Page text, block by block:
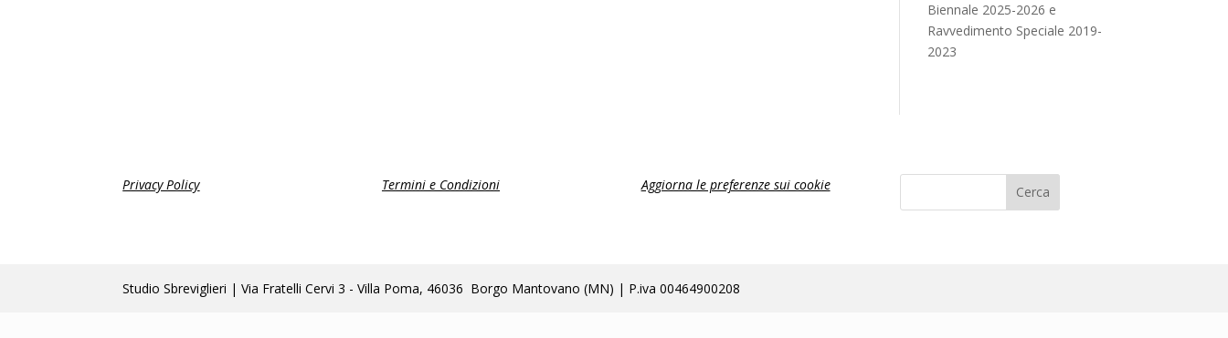
Biennale 2025-2026 e
Ravvedimento Speciale 2019-
2023
Privacy Policy Termini e Condizioni Aggiorna le preferenze sui cookie
Studio Sbreviglieri | Via Fratelli Cervi 3 - Villa Poma, 46036 Borgo Mantovano (MN) | P.iva 00464900208